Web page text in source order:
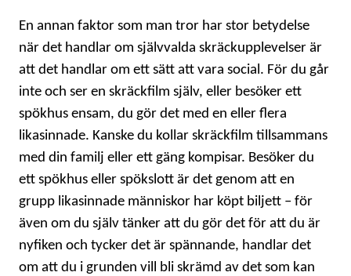
En annan faktor som man tror har stor betydelse
när det handlar om självvalda skräckupplevelser är
att det handlar om ett sätt att vara social. För du går
inte och ser en skräckfilm själv, eller besöker ett
spökhus ensam, du gör det med en eller flera
likasinnade. Kanske du kollar skräckfilm tillsammans
med din familj eller ett gäng kompisar. Besöker du
ett spökhus eller spökslott är det genom att en
grupp likasinnade människor har köpt biljett – för
även om du själv tänker att du gör det för att du är
nyfiken och tycker det är spännande, handlar det
om att du i grunden vill bli skrämd av det som kan